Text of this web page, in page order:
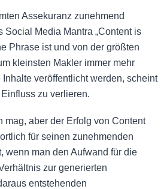
Assekuranz zunehmend
Social Media Mantra „Content is
Phrase ist und von der größten
kleinsten Makler immer mehr
veröffentlicht werden, scheint
zu verlieren.
mag, aber der Erfolg von Content
für seinen zunehmenden
wenn man den Aufwand für die
zur generierten
entstehenden